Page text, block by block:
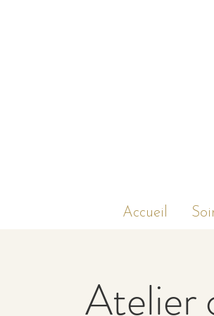
Accueil
Atelier